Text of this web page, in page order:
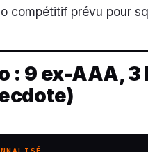
compétitif prévu pour
: 9 ex-AAA,